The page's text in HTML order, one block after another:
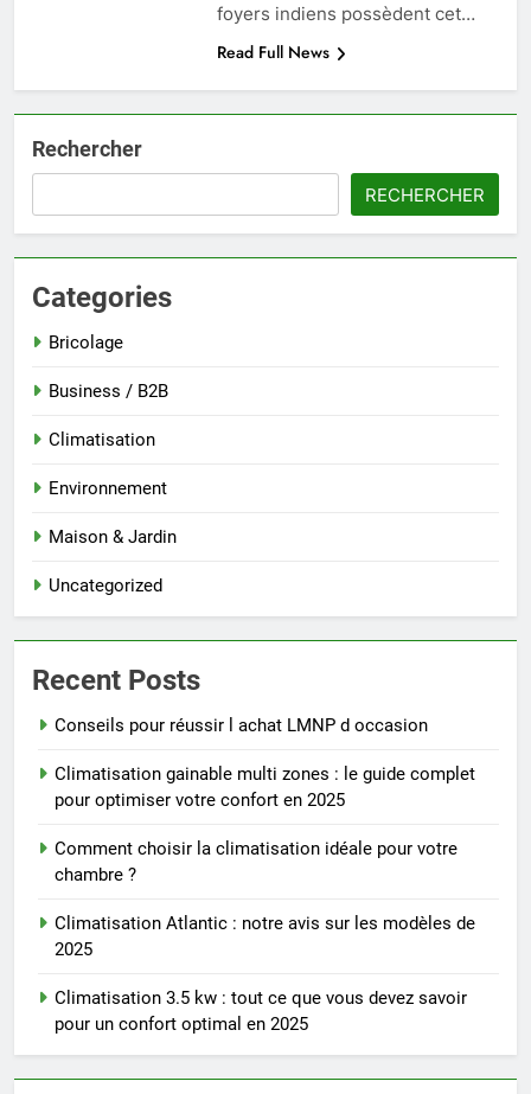
foyers indiens possèdent cet…
Read Full News
Rechercher
RECHERCHER
Categories
Bricolage
Business / B2B
Climatisation
Environnement
Maison & Jardin
Uncategorized
Recent Posts
Conseils pour réussir l achat LMNP d occasion
Climatisation gainable multi zones : le guide complet
pour optimiser votre confort en 2025
Comment choisir la climatisation idéale pour votre
chambre ?
Climatisation Atlantic : notre avis sur les modèles de
2025
Climatisation 3.5 kw : tout ce que vous devez savoir
pour un confort optimal en 2025